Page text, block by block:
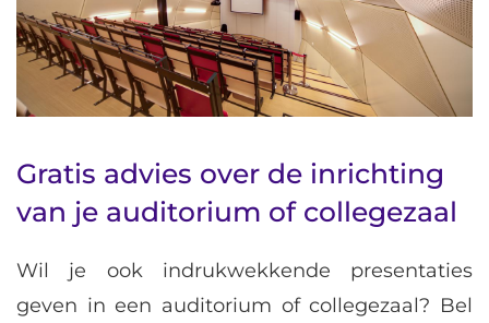
Gratis advies over de inrichting
van je auditorium of collegezaal
Wil je ook indrukwekkende presentaties
geven in een auditorium of collegezaal? Bel